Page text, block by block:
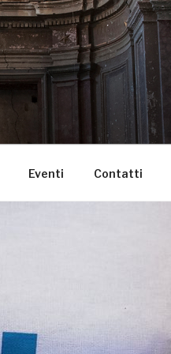
Eventi Contatti